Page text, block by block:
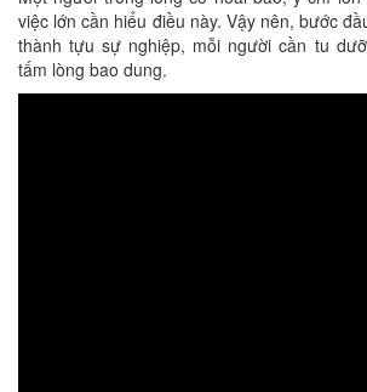
việc lớn cần hiểu điều này. Vậy nên, bước
thành tựu sự nghiệp, mỗi người cần tu
tấm lòng bao dung.